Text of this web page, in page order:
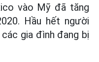
vào Mỹ đã tăng
Hầu hết người
gia đình đang bị